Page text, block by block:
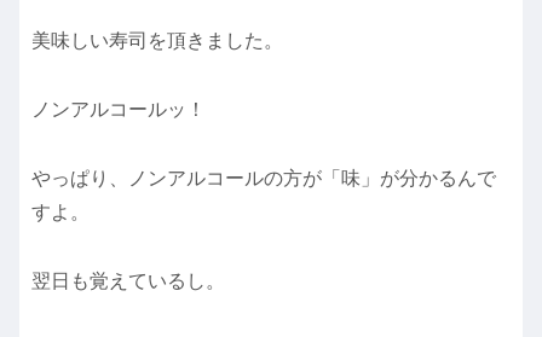
美味しい寿司を頂きました。
ノンアルコールッ！
やっぱり、ノンアルコールの方が「味」が分かるんで
すよ。
翌日も覚えているし。